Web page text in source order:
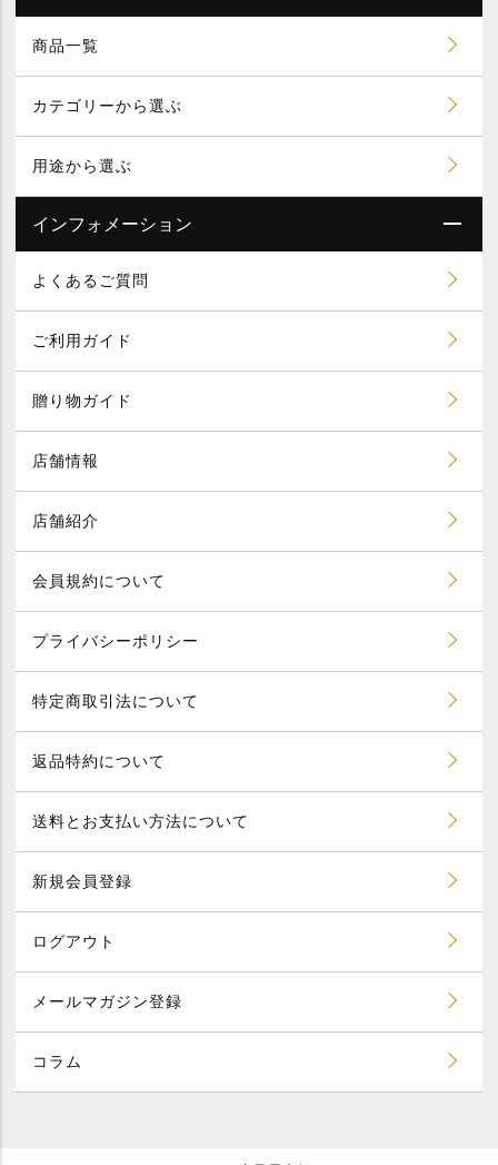
商品一覧
カテゴリーから選ぶ
用途から選ぶ
インフォメーション
よくあるご質問
ご利用ガイド
贈り物ガイド
店舗情報
店舗紹介
会員規約について
プライバシーポリシー
特定商取引法について
返品特約について
送料とお支払い方法について
新規会員登録
ログアウト
メールマガジン登録
コラム